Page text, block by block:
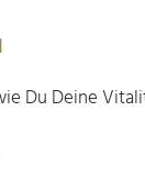
Du Deine